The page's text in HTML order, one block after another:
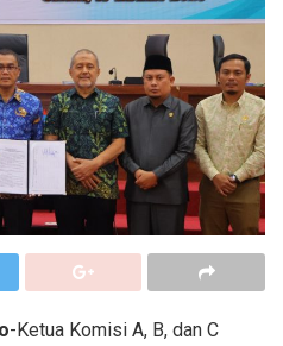
-Ketua Komisi A, B, dan C